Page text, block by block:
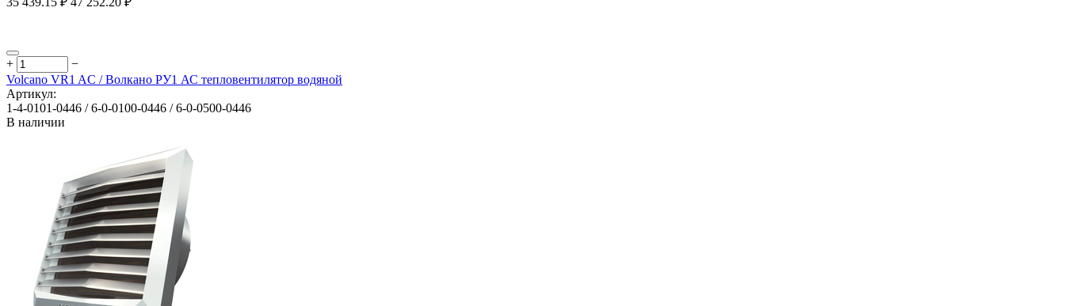
+
−
Volcano VR1 AC / Волкано РУ1 АС тепловентилятор водяной
Артикул:
1-4-0101-0446 / 6-0-0100-0446 / 6-0-0500-0446
В наличии